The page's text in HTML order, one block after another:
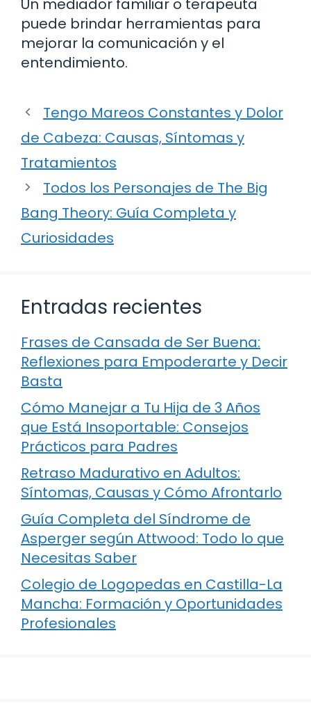
Un mediador familiar o terapeuta
puede brindar herramientas para
mejorar la comunicación y el
entendimiento.
Tengo Mareos Constantes y Dolor
de Cabeza: Causas, Síntomas y
Tratamientos
Todos los Personajes de The Big
Bang Theory: Guía Completa y
Curiosidades
Entradas recientes
Frases de Cansada de Ser Buena:
Reflexiones para Empoderarte y Decir
Basta
Cómo Manejar a Tu Hija de 3 Años
que Está Insoportable: Consejos
Prácticos para Padres
Retraso Madurativo en Adultos:
Síntomas, Causas y Cómo Afrontarlo
Guía Completa del Síndrome de
Asperger según Attwood: Todo lo que
Necesitas Saber
Colegio de Logopedas en Castilla-La
Mancha: Formación y Oportunidades
Profesionales